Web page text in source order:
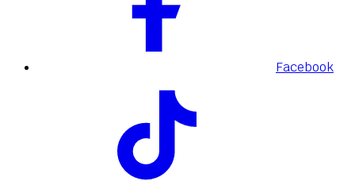
Facebook